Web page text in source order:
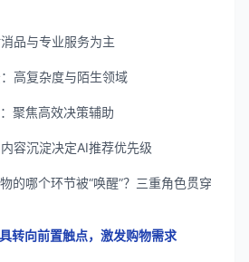
品与专业服务为主
高复杂度与陌生领域
聚焦高效决策辅助
容沉淀决定AI推荐优先级
的哪个环节被“唤醒”？三重角色贯穿
转向前置触点，激发购物需求